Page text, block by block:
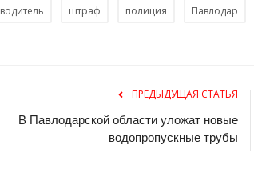
водитель штраф полиция Павлодар
ПРЕДЫДУЩАЯ СТАТЬЯ
В Павлодарской области уложат новые
водопропускные трубы